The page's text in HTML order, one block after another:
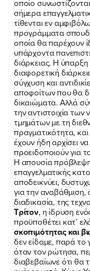
οποίο
σήμερα
τίθενται εν
προγράμματα
οποία θα παρέχουν
υπάρχοντα
διάρκειας. Η
διαφορετική
σύγχυση και
αποφοίτων που θα
δικαιώματα. Αλλά
την αντιστοιχία
τμημάτων με τη
πραγματικότητα,
έχουν ήδη αρχίσει
προειδοποιούν για
Η απουσία
επαγγελματικής
αποδεικνύει,
για την αναβάθμιση,
διαδικασία, της
Τρίτον, η ίδρυση
προϋποθέτει κατ’
σκοπιμότητας και
δεν είδαμε, παρά το
όταν τον ρώτησα,
διαβεβαίωνε ότι θα